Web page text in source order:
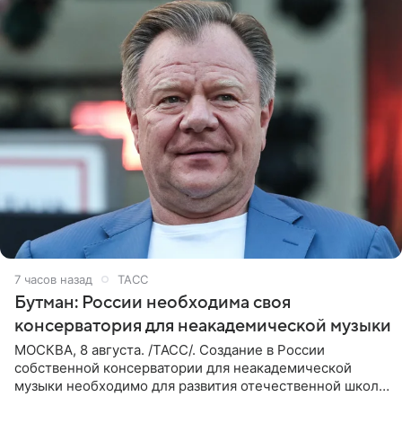
7 часов назад ТАСС
Бутман: России необходима своя
консерватория для неакадемической музыки
МОСКВА, 8 августа. /ТАСС/. Создание в России
собственной консерватории для неакадемической
музыки необходимо для развития отечественной школы